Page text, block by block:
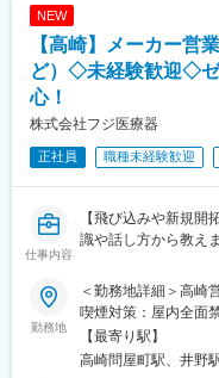
■固定給に加え、販
す。
入社後すぐに数字を
に目標を持っていた
【中途入社者アンケ
（1）社会貢献でき
（2）安定性・信頼性
（3）面接官・人
■働いてみて感じた魅
（1）人間関係が良
NEW
【高崎】メーカー営
ど）◇未経験歓迎◇ゼ
心！
株式会社フジ医療器
正社員 職種未経験歓迎
仕事内容
【飛び込みや新規開
識や話し方から教え
当社はマッサージチ
くるメーカーです。
るお客様に分かりや
勤務地
＜勤務地詳細＞高崎
喫煙対策：屋内全面
【最寄り駅】
高崎問屋町駅、井野